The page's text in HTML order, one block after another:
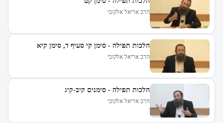
הרב אריאל אלקובי
הלכות תפילה - סימן קי סעיף ד, סימן קיא
הרב אריאל אלקובי
הלכות תפילה - סימנים קיב-קיג
הרב אריאל אלקובי